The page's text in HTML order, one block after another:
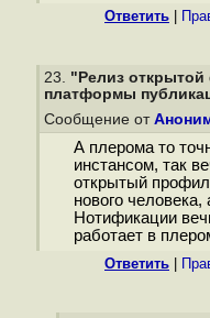
Ответить
23. "Релиз
платформы
Сообщение от
А плерома то
инстансом, так
открытый
нового
Нотификации
работает в
Ответить